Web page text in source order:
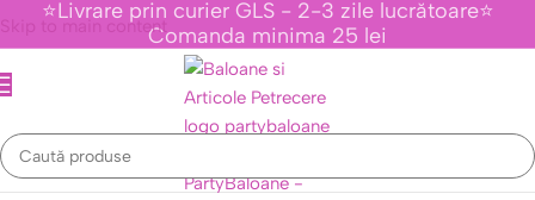
Skip to main content
⭐Livrare prin curier GLS - 2-3 zile lucrătoare⭐
Comanda minima 25 lei
pagină/Topper tort/Seturi De Toppere Tematice Cu Personaje